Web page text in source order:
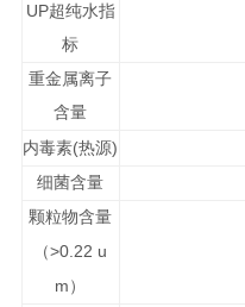
UP超纯水指
标
重金属离子
含量
内毒素(热源)
细菌含量
颗粒物含量
（>0.22 u
m ）